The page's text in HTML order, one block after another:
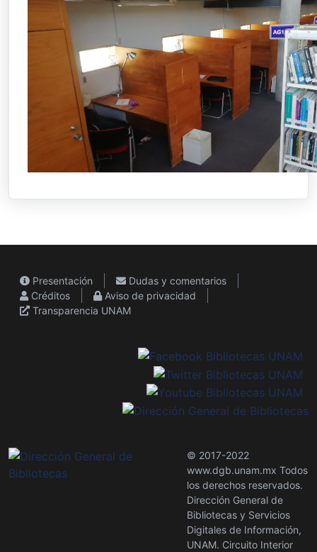
Presentación
Dudas y comentarios
Créditos
Aviso de privacidad
Transparencia UNAM
© 2017-2022
www.dgb.unam.mx Todos
los derechos reservados.
Dirección General de
Bibliotecas y Servicios
Digitales de Información,
UNAM. Circuito Interior